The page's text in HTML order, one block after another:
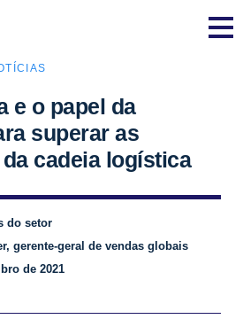
e o papel da
superar as
cadeia logística
do setor
gerente-geral de vendas globais
de 2021